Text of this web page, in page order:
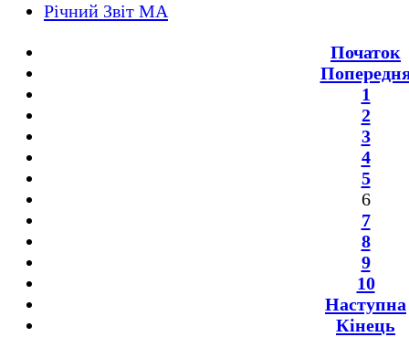
Річний Звіт МА
Початок
1
2
3
4
5
6
7
8
9
10
Наступна
Кінець